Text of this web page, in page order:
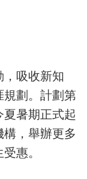
吸收新知
劃。計劃第
暑期正式起
，舉辦更多
惠。